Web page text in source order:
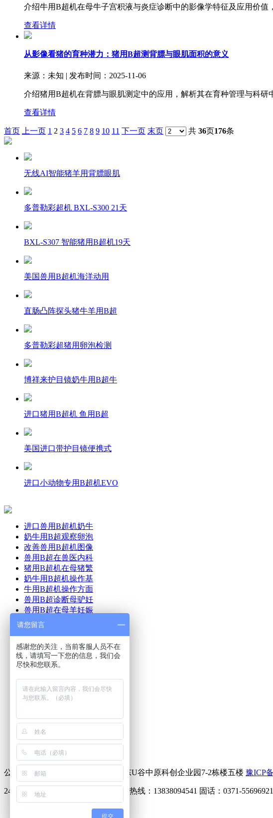
介绍牛用B超机在母牛子宫积液与炎症诊断中的影像学特征及应用价
查看详情
从影像看猪的育种潜力：猪用B超测背膘与眼肌面积的意义
来源：未知 | 发布时间：2025-11-06
介绍猪用B超机在背膘与眼肌测定中的应用，解析其在育种管理与科
查看详情
首页 上一页 1 2 3 4 5 6 7 8 9 10 11 下一页 末页 共 36页176条
无线AI智能猪羊用背膘眼肌
多普勒彩超机 BXL-S300 21天
BXL-S307 智能猪用B超机19天
美国兽用B超机海洋动用
直肠凸阵探头猪牛羊用B超
多普勒彩超猪用卵泡检测
博祥来护目镜奶牛用B超牛
进口猪用B超机 鱼用B超
美国进口带护目镜便携式
进口小动物专用B超机EVO
进口兽用B超机奶牛
奶牛用B超观察卵泡
改善兽用B超机图像
兽用B超在兽医内科
猪用B超机在母猪繁
奶牛用B超机操作基
牛用B超机操作方面
兽用B超诊断母驴妊
兽用B超在母羊妊娠
猪用B超机使用方法
猪用B超使用方法及
牛用B超在奶牛生产
猪用B超多少钱
兽用B超机如何使用
首页
产品中心
兽用B超动态
新闻动态
成功案例
联系我们
公司地址：郑州市中原区化工路联东U谷中原科创企业园7-2栋楼五楼 豫ICP
24小时销售热线：18337173261 售后热线：13838094541 固话：0371-55696921
请您留言
感谢您的关注，当前客服人员不在
线，请填写一下您的信息，我们会
尽快和您联系。
提交